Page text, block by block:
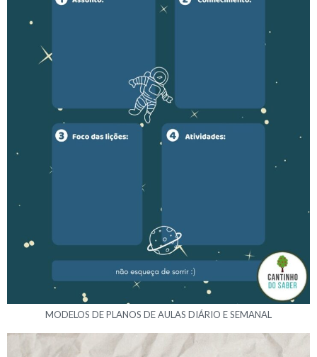
MODELOS DE PLANOS DE AULAS DIÁRIO E SEMANAL